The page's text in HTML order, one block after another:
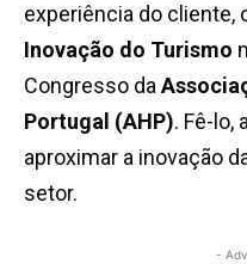
experiência do cliente,
Inovação do Turismo
Congresso da
Portugal (AHP). Fê-lo,
aproximar a inovação
setor.
-